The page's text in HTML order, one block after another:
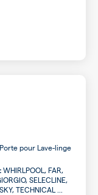
pour Lave-linge
WHIRLPOOL, FAR,
SELECLINE,
TECHNICAL ...